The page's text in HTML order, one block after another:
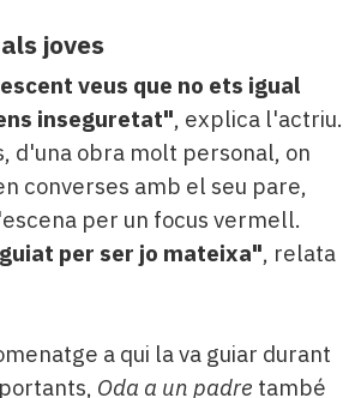
joves
veus que no ets igual
inseguretat", explica l'actriu.
d'una obra molt personal, on
converses amb el seu pare,
per un focus vermell.
per ser jo mateixa", relata
a qui la va guiar durant
Oda a un padre també